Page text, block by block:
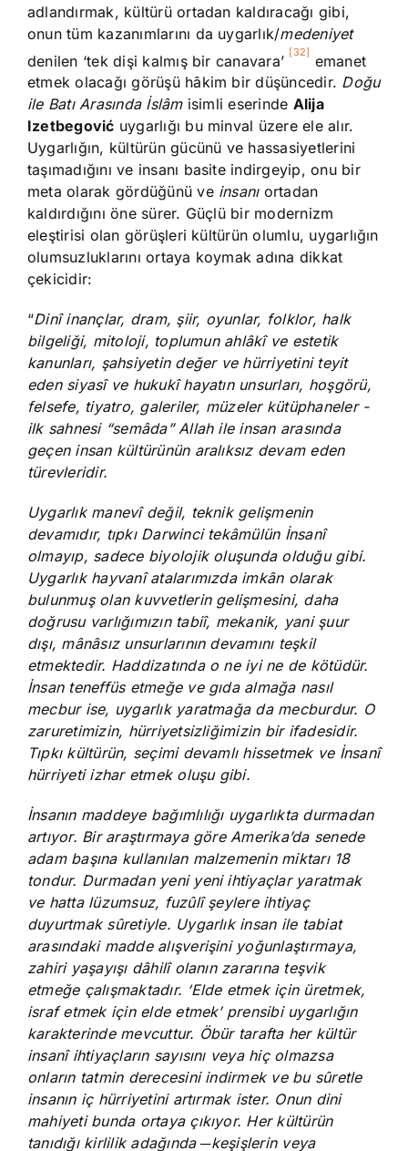
adlandırmak, kültürü ortadan kaldıracağı gibi,
onun tüm kazanımlarını da uygarlık/medeniyet
denilen ‘tek dişi kalmış bir canavara’ [32] emanet
etmek olacağı görüşü hâkim bir düşüncedir. Doğu
ile Batı Arasında İslâmisimli eserinde Alija
Izetbegović uygarlığı bu minval üzere ele alır.
Uygarlığın, kültürün gücünü ve hassasiyetlerini
taşımadığını ve insanı basite indirgeyip, onu bir
meta olarak gördüğünü ve insanıortadan
kaldırdığını öne sürer. Güçlü bir modernizm
eleştirisi olan görüşleri kültürün olumlu, uygarlığın
olumsuzluklarını ortaya koymak adına dikkat
çekicidir:
“Dinî inançlar, dram, şiir, oyunlar, folklor, halk
bilgeliği, mitoloji, toplumun ahlâkî ve estetik
kanunları, şahsiyetin değer ve hürriyetini teyit
eden siyasî ve hukukî hayatın unsurları, hoşgörü,
felsefe, tiyatro, galeriler, müzeler kütüphaneler -
ilk sahnesi “semâda” Allah ile insan arasında
geçen insan kültürünün aralıksız devam eden
türevleridir.
Uygarlık manevî değil, teknik gelişmenin
devamıdır, tıpkı Darwinci tekâmülün İnsanî
olmayıp, sadece biyolojik oluşunda olduğu gibi.
Uygarlık hayvanî atalarımızda imkân olarak
bulunmuş olan kuvvetlerin gelişmesini, daha
doğrusu varlığımızın tabiî, mekanik, yani şuur
dışı, mânâsız unsurlarının devamını teşkil
etmektedir. Haddizatında o ne iyi ne de kötüdür.
İnsan teneffüs etmeğe ve gıda almağa nasıl
mecbur ise, uygarlık yaratmağa da mecburdur. O
zaruretimizin, hürriyetsizliğimizin bir ifadesidir.
Tıpkı kültürün, seçimi devamlı hissetmek ve İnsanî
hürriyeti izhar etmek oluşu gibi.
İnsanın maddeye bağımlılığı uygarlıkta durmadan
artıyor. Bir araştırmaya göre Amerika’da senede
adam başına kullanılan malzemenin miktarı 18
tondur. Durmadan yeni yeni ihtiyaçlar yaratmak
ve hatta lüzumsuz, fuzûlî şeylere ihtiyaç
duyurtmak sûretiyle. Uygarlık insan ile tabiat
arasındaki madde alışverişini yoğunlaştırmaya,
zahiri yaşayışı dâhilî olanın zararına teşvik
etmeğe çalışmaktadır. ‘Elde etmek için üretmek,
israf etmek için elde etmek’ prensibi uygarlığın
karakterinde mevcuttur. Öbür tarafta her kültür
insanî ihtiyaçların sayısını veya hiç olmazsa
onların tatmin derecesini indirmek ve bu sûretle
insanın iç hürriyetini artırmak ister. Onun dini
mahiyeti bunda ortaya çıkıyor. Her kültürün
tanıdığı kirlilik adağında ─keşişlerin veya